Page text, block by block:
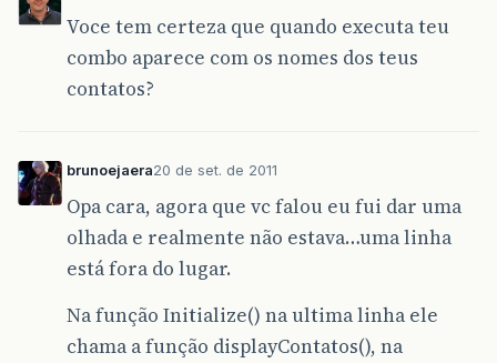
Voce tem certeza que quando executa teu
combo aparece com os nomes dos teus
contatos?
brunoejaera20 de set. de 2011
Opa cara, agora que vc falou eu fui dar uma
olhada e realmente não estava…uma linha
está fora do lugar.
Na função Initialize() na ultima linha ele
chama a função displayContatos(), na